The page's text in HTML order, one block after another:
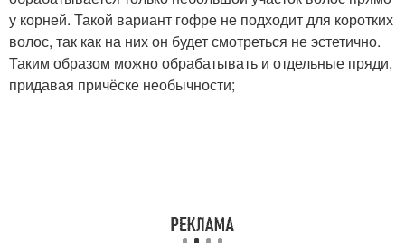
у корней. Такой вариант гофре не подходит для коротких
волос, так как на них он будет смотреться не эстетично.
Таким образом можно обрабатывать и отдельные пряди,
придавая причёске необычности;